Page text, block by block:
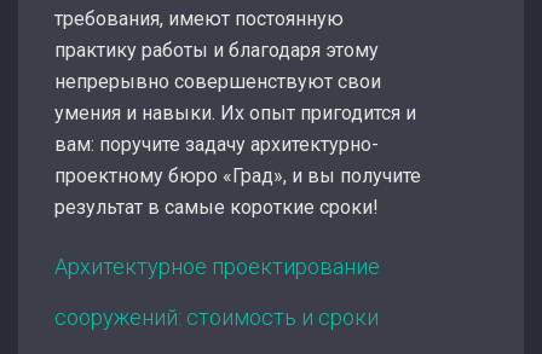
требования, имеют постоянную
практику работы и благодаря этому
непрерывно совершенствуют свои
умения и навыки. Их опыт пригодится и
вам: поручите задачу архитектурно-
проектному бюро «Град», и вы получите
результат в самые короткие сроки!
Архитектурное проектирование
сооружений: стоимость и сроки